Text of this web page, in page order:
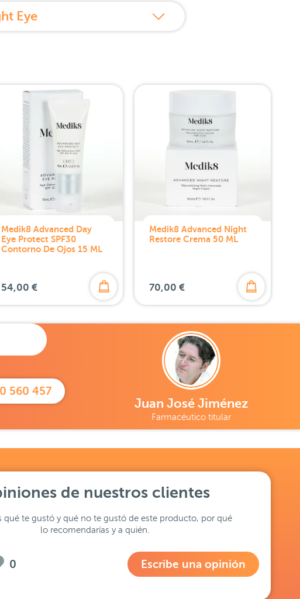
Eye
Medik8 Advanced Day
Eye Protect SPF30
Contorno De Ojos 15 ML
54,00 €
Medik8 Advanced Night
Restore Crema 50 ML
70,00 €
560 457
Juan José Jiménez
Farmacéutico titular
de nuestros clientes
qué te gustó y qué no te gustó de este producto, por qué
lo recomendarías y a quién.
0 Escribe una opinión